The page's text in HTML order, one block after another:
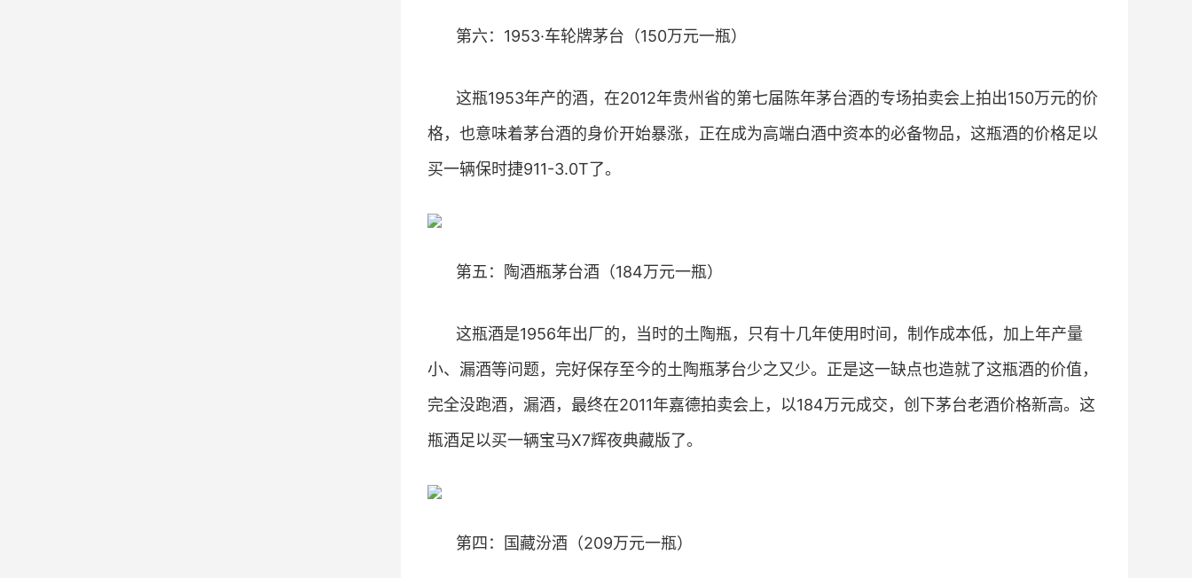
第六：1953·车轮牌茅台（150万元一瓶）
这瓶1953年产的酒，在2012年贵州省的第七届陈年茅台酒的专场拍卖会上拍出150万元的价
格，也意味着茅台酒的身价开始暴涨，正在成为高端白酒中资本的必备物品，这瓶酒的价格足以
买一辆保时捷911-3.0T了。
第五：陶酒瓶茅台酒（184万元一瓶）
这瓶酒是1956年出厂的，当时的土陶瓶，只有十几年使用时间，制作成本低，加上年产量
小、漏酒等问题，完好保存至今的土陶瓶茅台少之又少。正是这一缺点也造就了这瓶酒的价值，
完全没跑酒，漏酒，最终在2011年嘉德拍卖会上，以184万元成交，创下茅台老酒价格新高。这
瓶酒足以买一辆宝马X7辉夜典藏版了。
第四：国藏汾酒（209万元一瓶）